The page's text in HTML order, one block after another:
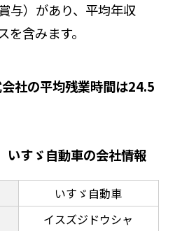
与）があり、平均年収
含みます。
社の平均残業時間は24.5
いすゞ自動車の会社情報
いすゞ自動車
イスズジドウシャ